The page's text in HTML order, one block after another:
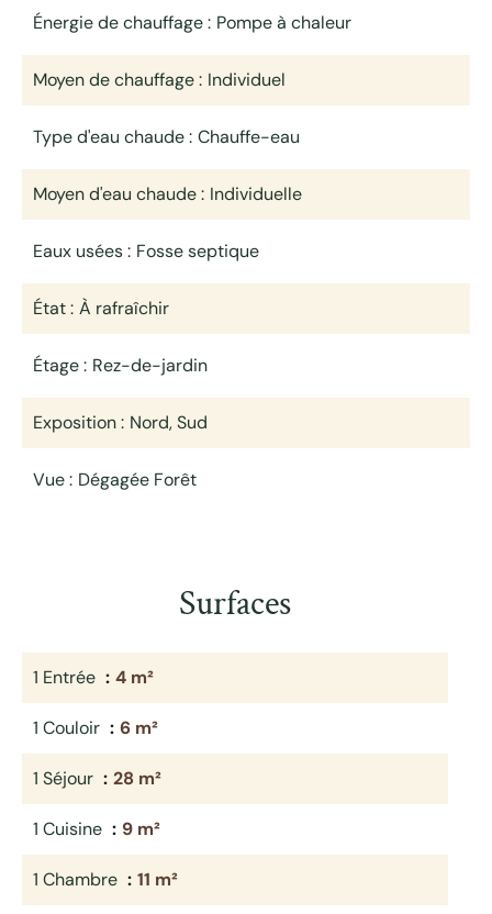
Énergie de chauffage Pompe à chaleur
Moyen de chauffage Individuel
Type d'eau chaude Chauffe-eau
Moyen d'eau chaude Individuelle
Eaux usées Fosse septique
État À rafraîchir
Étage Rez-de-jardin
Exposition Nord, Sud
Vue Dégagée Forêt
Surfaces
1 Entrée 4 m²
1 Couloir 6 m²
1 Séjour 28 m²
1 Cuisine 9 m²
1 Chambre 11 m²